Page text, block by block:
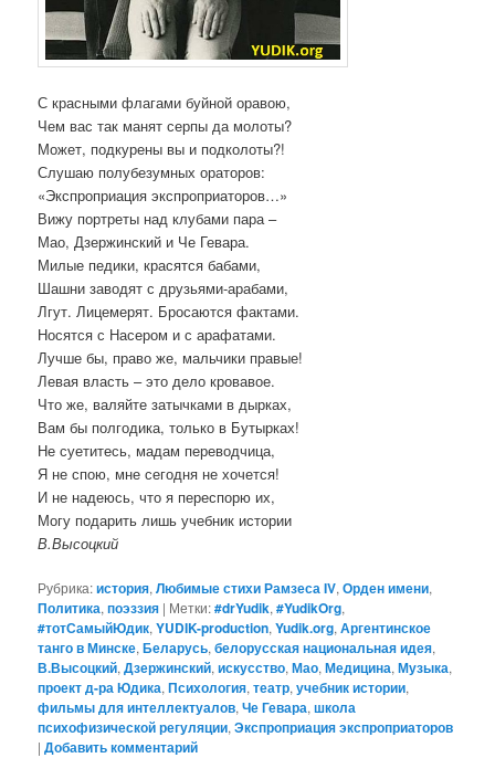
С красными флагами буйной оравою,
Чем вас так манят серпы да молоты?
Может, подкурены вы и подколоты?!
Слушаю полубезумных ораторов:
«Экспроприация экспроприаторов…»
Вижу портреты над клубами пара –
Мао, Дзержинский и Че Гевара.
Милые педики, красятся бабами,
Шашни заводят с друзьями-арабами,
Лгут. Лицемерят. Бросаются фактами.
Носятся с Насером и с арафатами.
Лучше бы, право же, мальчики правые!
Левая власть – это дело кровавое.
Что же, валяйте затычками в дырках,
Вам бы полгодика, только в Бутырках!
Не суетитесь, мадам переводчица,
Я не спою, мне сегодня не хочется!
И не надеюсь, что я переспорю их,
Могу подарить лишь учебник истории
В.Высоцкий
Рубрика:история,Любимые стихи Рамзеса IV,Орден имени,
Политика,поэззия | Метки:#‎drYudik,#YudikOrg,
#тотСамыйЮдик,YUDIK-production,Yudik.org,Аргентинское
танго в Минске,Беларусь,белорусская национальная идея,
В.Высоцкий,Дзержинский,искусство,Мао,Медицина,Музыка,
проект д-ра Юдика,Психология,театр,учебник истории,
фильмы для интеллектуалов,Че Гевара,школа
психофизической регуляции,Экспроприация экспроприаторов
|Добавить комментарий